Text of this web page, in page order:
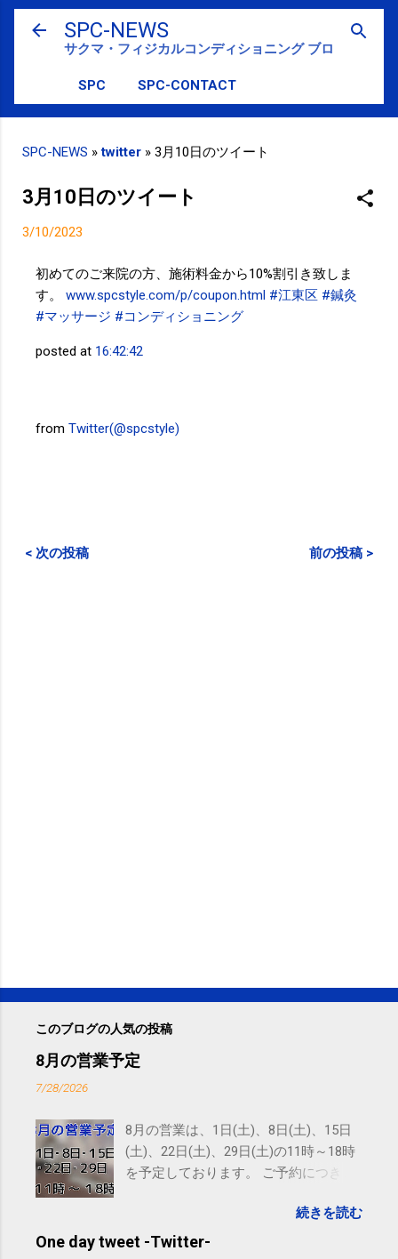
スキップしてメイン コンテンツに移動
SPC-NEWS
サクマ・フィジカルコンディショニング ブログ
SPC SPC-CONTACT
SPC-NEWS »twitter » 3月10日のツイート
3月10日のツイート
3/10/2023
初めてのご来院の方、施術料金から10%割引き致しま
す。 www.spcstyle.com/p/coupon.html #江東区 #鍼灸
#マッサージ #コンディショニング
posted at 16:42:42
from Twitter(@spcstyle)
< 次の投稿 前の投稿 >
このブログの人気の投稿
8月の営業予定
7/28/2026
8月の営業は、1日(土)、8日(土)、15日
(土)、22日(土)、29日(土)の11時～18時
を予定しております。 ご予約につきま
す。 電話に出られないことがあります
ので、ご予約、お問い合わせは
続きを読む
One day tweet -Twitter-